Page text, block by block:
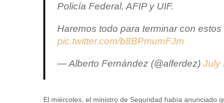
Policía Federal, AFIP y UIF.
Haremos todo para terminar con
pic.twitter.com/b8BPmumFJm
— Alberto Fernández (@alferdez) July
El miércoles, el ministro de Seguridad había anunciado